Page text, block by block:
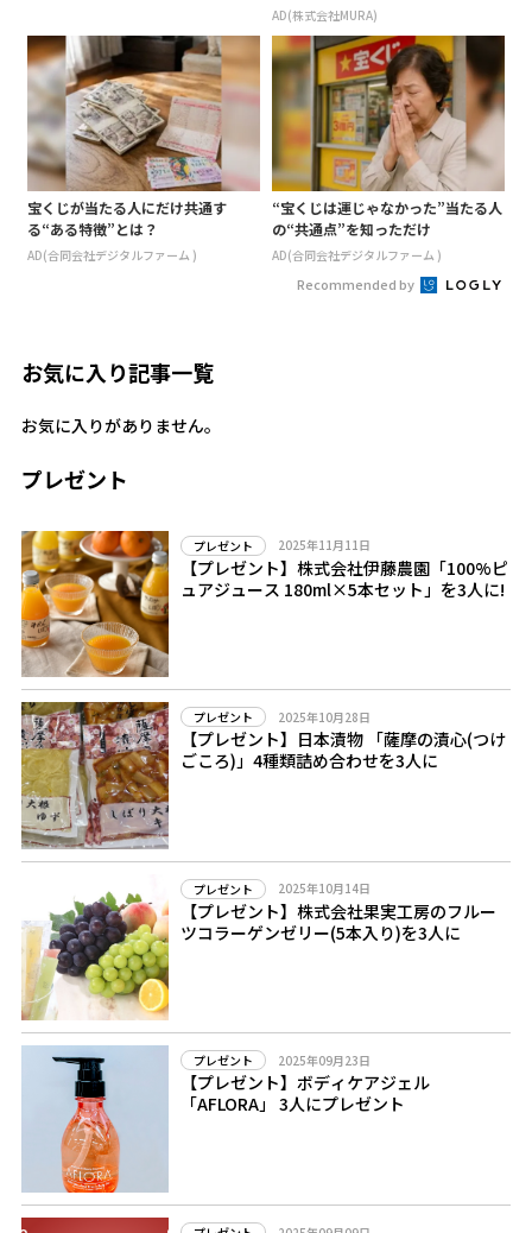
AD(株式会社MURA)
宝くじが当たる人にだけ共通す
る“ある特徴”とは？
AD(合同会社デジタルファーム )
“宝くじは運じゃなかった”当たる人
の“共通点”を知っただけ
AD(合同会社デジタルファーム )
Recommended by
お気に入り記事一覧
お気に入りがありません。
プレゼント
プレゼント 2025年11月11日
【プレゼント】株式会社伊藤農園「100%ピ
ュアジュース 180ml×5本セット」を3人に!
プレゼント 2025年10月28日
【プレゼント】日本漬物 「薩摩の漬心(つけ
ごころ)」4種類詰め合わせを3人に
プレゼント 2025年10月14日
【プレゼント】株式会社果実工房のフルー
ツコラーゲンゼリー(5本入り)を3人に
プレゼント 2025年09月23日
【プレゼント】ボディケアジェル
「AFLORA」 3人にプレゼント